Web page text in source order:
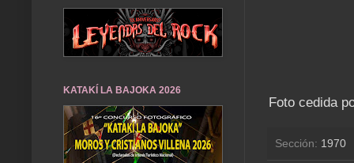
Foto cedida
Sección: 1970
KATAKÍ LA BAJOKA 2026